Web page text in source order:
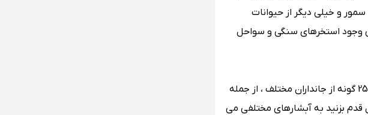
سمور و خیلی دیگر از حیوانات
وجود استخرهای سنگی و سواحل
می توانید جنگل های بارانی بسیار متنوع را شاهد باشید که در آن ها بالغ بر 250 گونه از جانداران مختلف ، از جمله
بزنید به آبشارهای مختلفی می